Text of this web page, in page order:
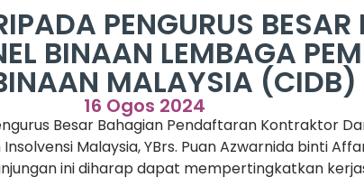
PENGURUS
BINAAN LEMBAGA
MALAYSIA (CIDB)
16 Ogos 2024
Besar Bahagian Pendaftaran Kontraktor
Malaysia, YBrs. Puan Azwarnida binti
ini diharap dapat mempertingkatkan